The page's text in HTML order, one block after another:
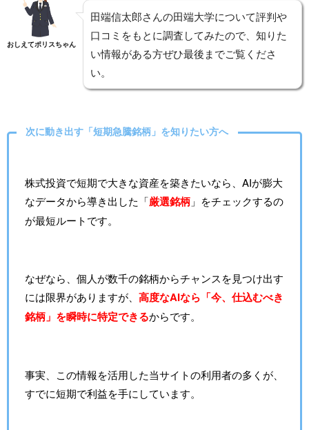
おしえてポリスちゃん
田端信太郎さんの田端大学について評判や
口コミをもとに調査してみたので、知りた
い情報がある方ぜひ最後までご覧くださ
い。
次に動き出す「短期急騰銘柄」を知りたい方へ
株式投資で短期で大きな資産を築きたいなら、AIが膨大
なデータから導き出した「厳選銘柄」をチェックするの
が最短ルートです。
なぜなら、個人が数千の銘柄からチャンスを見つけ出す
には限界がありますが、 高度なAIなら「今、仕込むべき
銘柄」を瞬時に特定できるからです。
事実、この情報を活用した当サイトの利用者の多くが、
すでに短期で利益を手にしています。